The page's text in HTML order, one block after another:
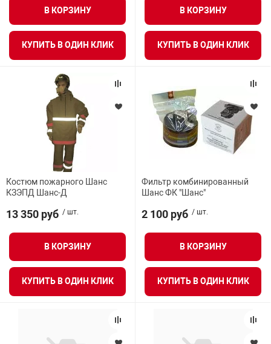
В КОРЗИНУ
КУПИТЬ В ОДИН КЛИК
В КОРЗИНУ
КУПИТЬ В ОДИН КЛИК
Костюм пожарного Шанс
КЗЭПД Шанс-Д
13 350 руб / шт.
В КОРЗИНУ
КУПИТЬ В ОДИН КЛИК
Фильтр комбинированный
Шанс ФК "Шанс"
2 100 руб / шт.
В КОРЗИНУ
КУПИТЬ В ОДИН КЛИК